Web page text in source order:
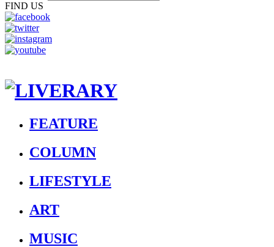
FIND US
FEATURE
COLUMN
LIFESTYLE
ART
MUSIC